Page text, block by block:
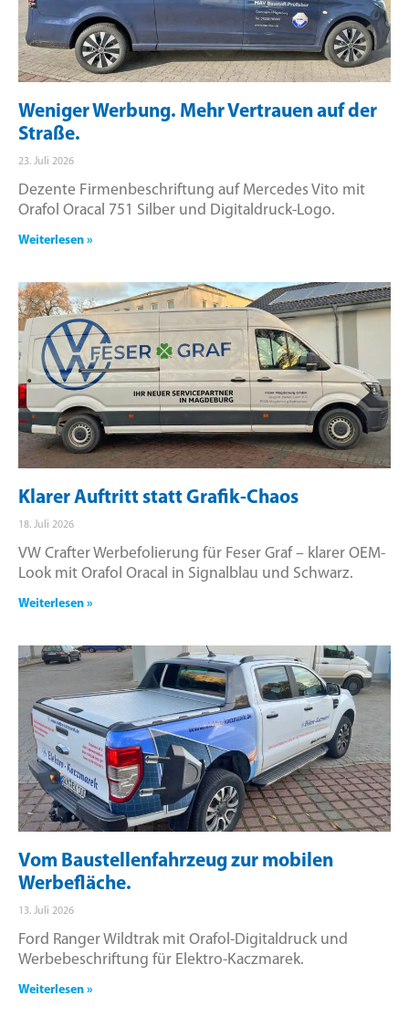
Weniger Werbung. Mehr Vertrauen auf der
Straße.
23. Juli 2026
Dezente Firmenbeschriftung auf Mercedes Vito mit
Orafol Oracal 751 Silber und Digitaldruck-Logo.
Weiterlesen »
Klarer Auftritt statt Grafik-Chaos
18. Juli 2026
VW Crafter Werbefolierung für Feser Graf – klarer OEM-
Look mit Orafol Oracal in Signalblau und Schwarz.
Weiterlesen »
Vom Baustellenfahrzeug zur mobilen
Werbefläche.
13. Juli 2026
Ford Ranger Wildtrak mit Orafol-Digitaldruck und
Werbebeschriftung für Elektro-Kaczmarek.
Weiterlesen »